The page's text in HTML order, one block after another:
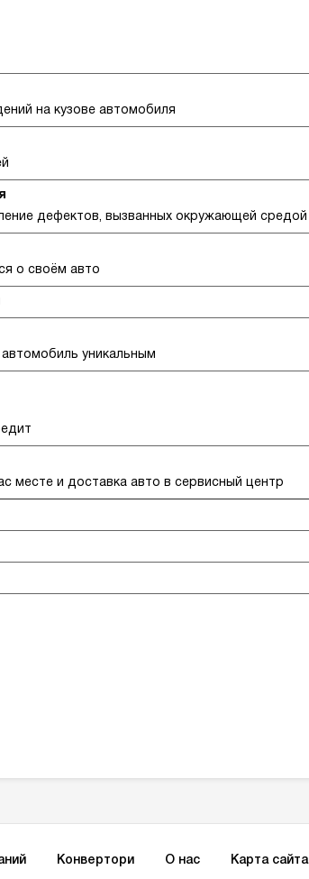
на кузове автомобиля
дефектов, вызванных окружающей средой
о своём авто
уникальным
месте и доставка авто в сервисный центр
Конвертори О нас Карта сайта